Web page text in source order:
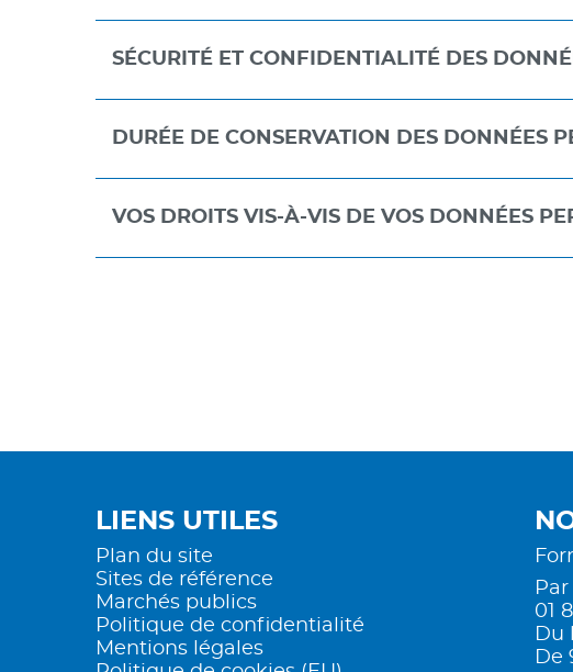
SÉCURITÉ ET CONFIDENTIALITÉ DES
DURÉE DE CONSERVATION DES DONNÉES
VOS DROITS VIS-À-VIS DE VOS DONNÉES
LIENS UTILES
Plan du site
Sites de référence
Marchés publics
Politique de confidentialité
Mentions légales
01
Du
De